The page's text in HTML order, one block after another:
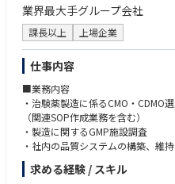
業界最大手グループ会社
課長以上 上場企業
仕事内容
■業務内容
・治験薬製造に係るCMO・CDMO
（関連SOP作成業務を含む）
・製造に関するGMP施設調査
・社内の品質システムの構築、維
・新規プロジェクトの立案又は品
を含む）
求める経験 / スキル